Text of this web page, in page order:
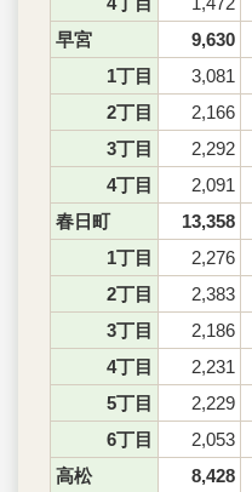
早宮
9,630
1丁目
3,081
2丁目
2,166
3丁目
2,292
4丁目
2,091
春日町
13,358
1丁目
2,276
2丁目
2,383
3丁目
2,186
4丁目
2,231
5丁目
2,229
6丁目
2,053
高松
8,428